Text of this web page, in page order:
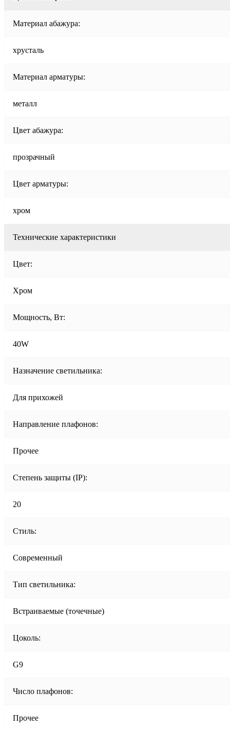
Материал абажура:
хрусталь
Материал арматуры:
металл
Цвет абажура:
прозрачный
Цвет арматуры:
хром
Технические характеристики
Цвет:
Хром
Мощность, Вт:
40W
Назначение светильника:
Для прихожей
Направление плафонов:
Прочее
Степень защиты (IP):
20
Стиль:
Современный
Тип светильника:
Встраиваемые (точечные)
Цоколь:
G9
Число плафонов:
Прочее